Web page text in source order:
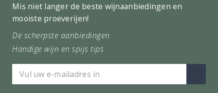
Mis niet langer de beste wijnaanbiedingen en
mooiste proeverijen!
De scherpste aanbiedingen
Handige wijn en spijs tips